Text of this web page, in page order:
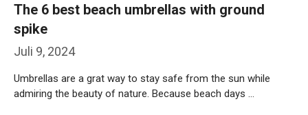
Juli 9, 2024
The 6 best beach umbrellas with ground
spike
Umbrellas are a grat way to stay safe from the sun while
admiring the beauty of nature. Because beach days …